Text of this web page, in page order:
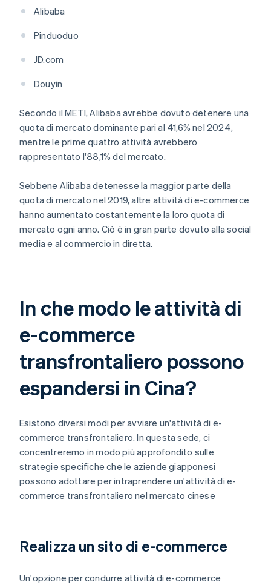
Alibaba
Pinduoduo
JD.com
Douyin
Secondo il METI, Alibaba avrebbe dovuto detenere una
quota di mercato dominante pari al 41,6% nel 2024,
mentre le prime quattro attività avrebbero
rappresentato l'88,1% del mercato.
Sebbene Alibaba detenesse la maggior parte della
quota di mercato nel 2019, altre attività di e-commerce
hanno aumentato costantemente la loro quota di
mercato ogni anno. Ciò è in gran parte dovuto alla social
media e al commercio in diretta.
In che modo le attività di
e-commerce
transfrontaliero possono
espandersi in Cina?
Esistono diversi modi per avviare un'attività di e-
commerce transfrontaliero. In questa sede, ci
concentreremo in modo più approfondito sulle
strategie specifiche che le aziende giapponesi
possono adottare per intraprendere un'attività di e-
commerce transfrontaliero nel mercato cinese
Realizza un sito di e-commerce
Un'opzione per condurre attività di e-commerce